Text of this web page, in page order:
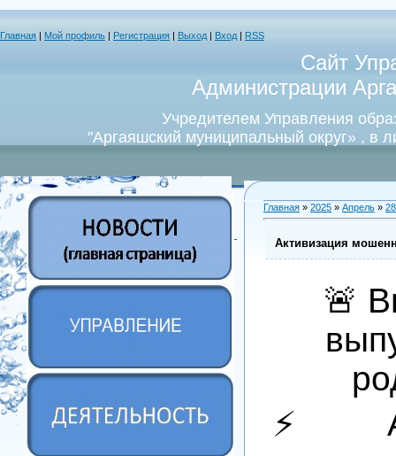
Главная Мой профиль Регистрация Выход Вход RSS
Сайт
Администрации
Учредителем Управления
"Аргаяшский муниципальный округ» , в
Главная » 2025 » Апрель » 28
Активизация
🚨
⚡️